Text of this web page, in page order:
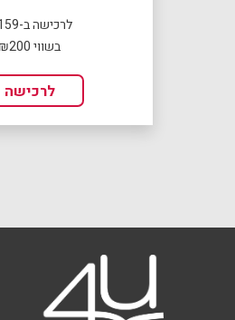
לרכישה ב-₪159
בשווי ₪200
לרכישה